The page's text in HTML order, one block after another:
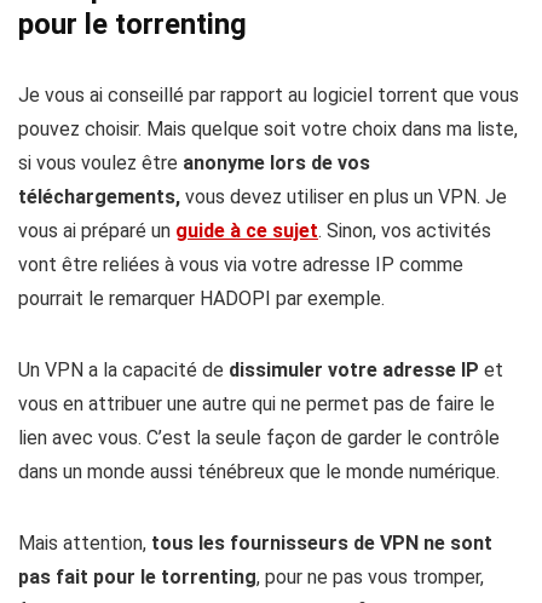
pour le torrenting
Je vous ai conseillé par rapport au logiciel torrent que vous
pouvez choisir. Mais quelque soit votre choix dans ma liste,
si vous voulez être anonyme lors de vos
téléchargements, vous devez utiliser en plus un VPN. Je
vous ai préparé un guide à ce sujet. Sinon, vos activités
vont être reliées à vous via votre adresse IP comme
pourrait le remarquer HADOPI par exemple.
Un VPN a la capacité de dissimuler votre adresse IP et
vous en attribuer une autre qui ne permet pas de faire le
lien avec vous. C’est la seule façon de garder le contrôle
dans un monde aussi ténébreux que le monde numérique.
Mais attention, tous les fournisseurs de VPN ne sont
pas fait pour le torrenting, pour ne pas vous tromper,